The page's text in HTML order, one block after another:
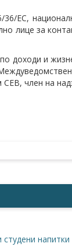
ЕС,
лице за
доходи и
СЕВ, член на
напитки